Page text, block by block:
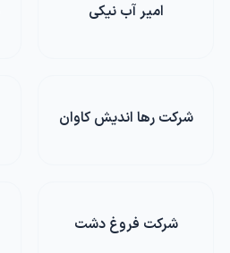
امیر آب نیکی
شرکت رها اندیش کاوان
شرکت فروغ دشت